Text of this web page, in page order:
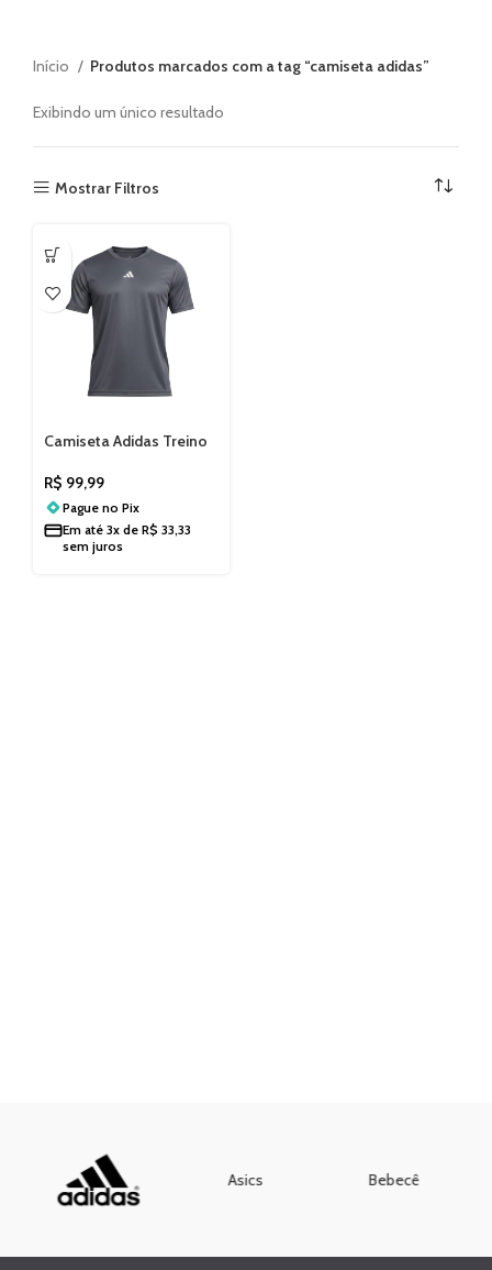
Início Produtos marcados com a tag “camiseta adidas”
Exibindo um único resultado
Mostrar Filtros
Camiseta Adidas Treino
Masculina Cinza KC5514
R$ 99,99
Pague no Pix
Em até 3x de R$ 33,33
sem juros
Asics Bebecê